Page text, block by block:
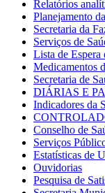
Relatórios
Planejamento
Secretaria da
Serviços de
Lista de Espera
Medicamentos
Secretaria de
DIÁRIAS E
Indicadores da
Conselho de
Serviços
Estatísticas de
Ouvidorias
Pesquisa de